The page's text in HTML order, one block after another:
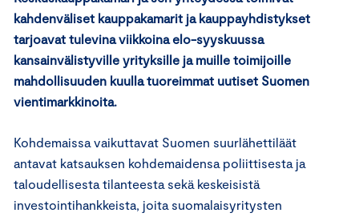
kahdenväliset kauppakamarit ja kauppayhdistykset
tarjoavat tulevina viikkoina elo-syyskuussa
kansainvälistyville yrityksille ja muille toimijoille
mahdollisuuden kuulla tuoreimmat uutiset Suomen
vientimarkkinoita.
Kohdemaissa vaikuttavat Suomen suurlähettiläät
antavat katsauksen kohdemaidensa poliittisesta ja
taloudellisesta tilanteesta sekä keskeisistä
investointihankkeista, joita suomalaisyritysten